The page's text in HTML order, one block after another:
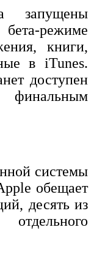
запущены
режиме
книги,
в iTunes.
доступен
финальным
системы
обещает
десять из